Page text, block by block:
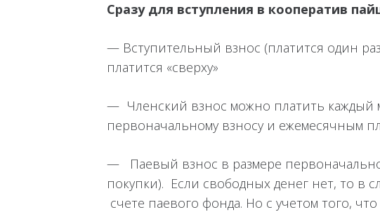
Сразу для вступления в кооператив
— Вступительный взнос (платится один
платится «сверху»
— Членский взнос можно платить каждый
первоначальному взносу и ежемесячным
— Паевый взнос в размере
покупки). Если свободных денег нет, то
счете паевого фонда. Но с учетом того,